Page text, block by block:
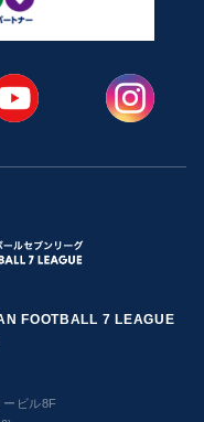
FOOTBALL 7 LEAGUE
ビル8F